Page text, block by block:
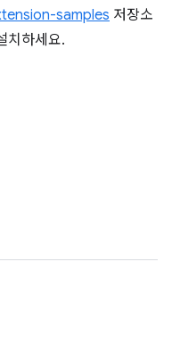
samples 저장소
치하세요.